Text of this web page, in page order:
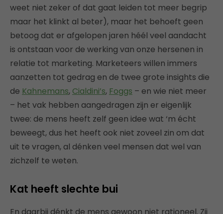
weet niet zeker of dat gaat leiden tot meer begrip
maar het klinkt al beter), maar het behoeft geen
betoog dat er afgelopen jaren héél veel aandacht
is ontstaan voor de werking van onze hersenen in
relatie tot marketing. Marketeers willen immers
aanzetten tot gedrag en de twee grote insights die
de Kahnemans, Cialdini’s, Foggs – en wie niet meer
– het vak hebben aangedragen zijn er eigenlijk
twee: de mens heeft zelf geen idee wat ‘m écht
beweegt, dus het heeft ook niet zoveel zin om dat
uit te vragen, al dénken veel mensen dat wel van
zichzelf te weten.
Kat heeft slechte bui
En daarbij dénkt de mens gewoon niet rationeel. Zij